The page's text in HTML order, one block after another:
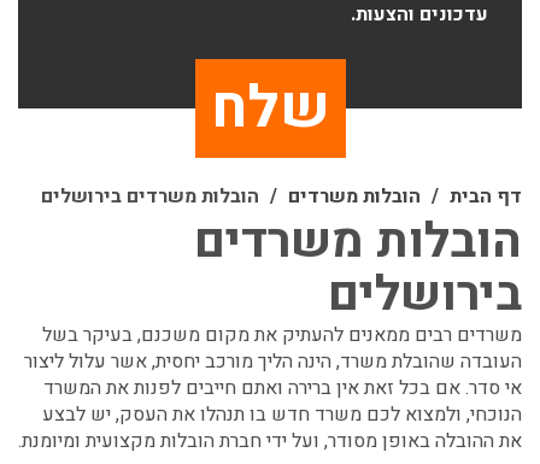
עדכונים והצעות.
דף הבית הובלות משרדים הובלות משרדים בירושלים
הובלות משרדים
בירושלים
משרדים רבים ממאנים להעתיק את מקום משכנם, בעיקר בשל
העובדה שהובלת משרד, הינה הליך מורכב יחסית, אשר עלול ליצור
אי סדר. אם בכל זאת אין ברירה ואתם חייבים לפנות את המשרד
הנוכחי, ולמצוא לכם משרד חדש בו תנהלו את העסק, יש לבצע
את ההובלה באופן מסודר, ועל ידי חברת הובלות מקצועית ומיומנת.